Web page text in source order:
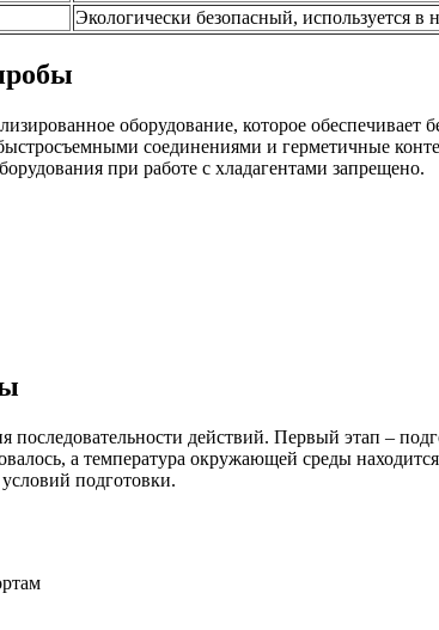
Экологически безопасный, используется в
оборудование, которое
соединениями и герметичные
при работе с хладагентами запрещено.
последовательности действий. Первый этап –
а температура окружающей среды
подготовки.